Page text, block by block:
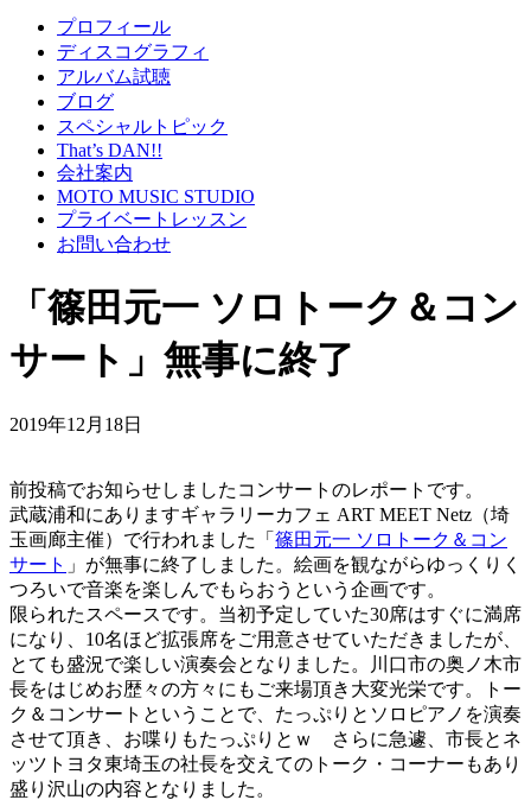
プロフィール
ディスコグラフィ
アルバム試聴
ブログ
スペシャルトピック
That’s DAN!!
会社案内
MOTO MUSIC STUDIO
プライベートレッスン
お問い合わせ
「篠田元一 ソロトーク＆コン
サート」無事に終了
2019年12月18日
前投稿でお知らせしましたコンサートのレポートです。
武蔵浦和にありますギャラリーカフェ ART MEET Netz（埼
玉画廊主催）で行われました「 篠田元一 ソロトーク＆コン
サート 」が無事に終了しました。絵画を観ながらゆっくりく
つろいで音楽を楽しんでもらおうという企画です。
限られたスペースです。当初予定していた30席はすぐに満席
になり、10名ほど拡張席をご用意させていただきましたが、
とても盛況で楽しい演奏会となりました。川口市の奥ノ木市
長をはじめお歴々の方々にもご来場頂き大変光栄です。トー
ク＆コンサートということで、たっぷりとソロピアノを演奏
させて頂き、お喋りもたっぷりとｗ さらに急遽、市長とネ
ッツトヨタ東埼玉の社長を交えてのトーク・コーナーもあり
盛り沢山の内容となりました。